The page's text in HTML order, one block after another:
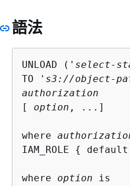
語法
UNLOAD (' select-
TO ' s3://object-
authorization
[ option , ...]
where
IAM_ROLE {
where option is